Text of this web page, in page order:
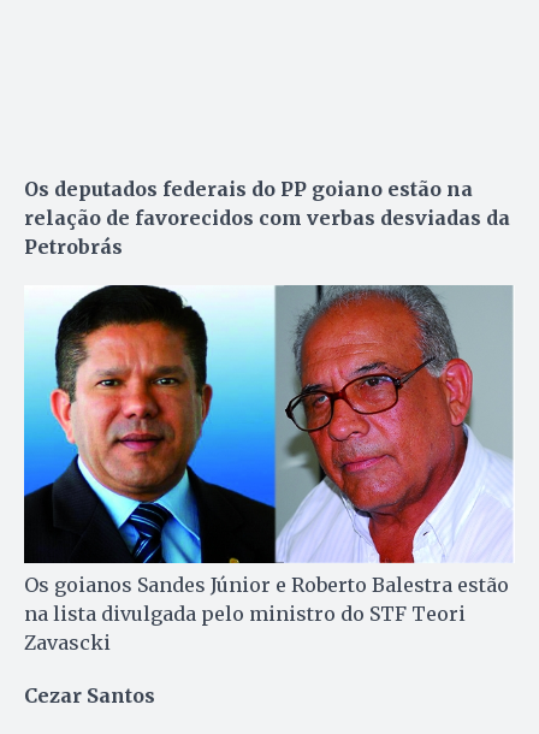
Os deputados federais do PP goiano estão na
relação de favorecidos com verbas desviadas da
Petrobrás
Os goianos Sandes Júnior e Roberto Balestra estão
na lista divulgada pelo ministro do STF Teori
Zavascki
Cezar Santos